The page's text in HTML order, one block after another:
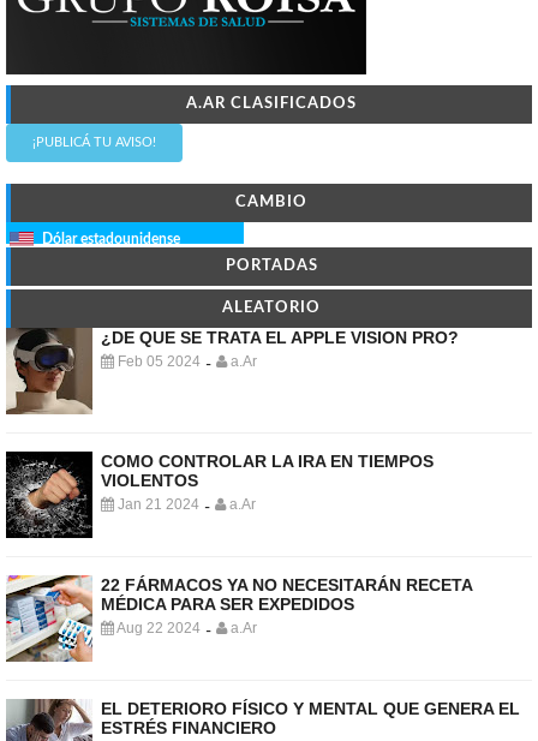
A.AR CLASIFICADOS
¡PUBLICÁ TU AVISO!
CAMBIO
Dólar estadounidense
PORTADAS
ALEATORIO
¿DE QUE SE TRATA EL APPLE VISION PRO?
Feb 05 2024 - a.Ar
COMO CONTROLAR LA IRA EN TIEMPOS
VIOLENTOS
Jan 21 2024 - a.Ar
22 FÁRMACOS YA NO NECESITARÁN RECETA
MÉDICA PARA SER EXPEDIDOS
Aug 22 2024 - a.Ar
EL DETERIORO FÍSICO Y MENTAL QUE GENERA EL
ESTRÉS FINANCIERO